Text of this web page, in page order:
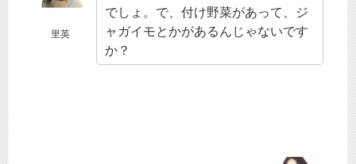
里英
でしょ。で、付け野菜があって、ジ
ャガイモとかがあるんじゃないです
か？